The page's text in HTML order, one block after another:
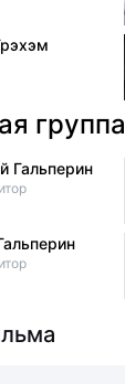
группа
Гальперин